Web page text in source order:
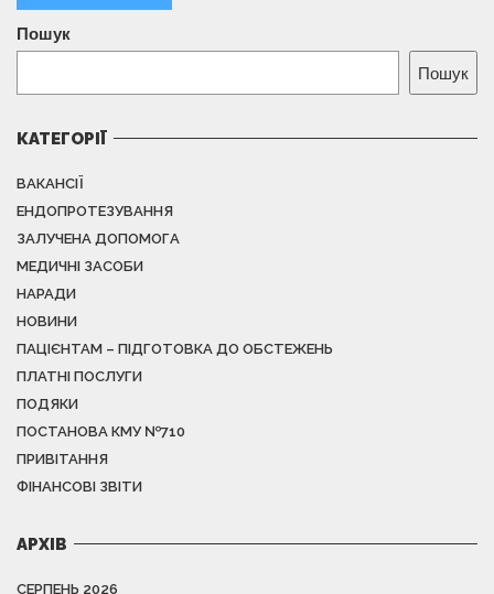
Пошук
Пошук
КАТЕГОРІЇ
ВАКАНСІЇ
ЕНДОПРОТЕЗУВАННЯ
ЗАЛУЧЕНА ДОПОМОГА
МЕДИЧНІ ЗАСОБИ
НАРАДИ
НОВИНИ
ПАЦІЄНТАМ – ПІДГОТОВКА ДО ОБСТЕЖЕНЬ
ПЛАТНІ ПОСЛУГИ
ПОДЯКИ
ПОСТАНОВА КМУ №710
ПРИВІТАННЯ
ФІНАНСОВІ ЗВІТИ
АРХІВ
СЕРПЕНЬ 2026